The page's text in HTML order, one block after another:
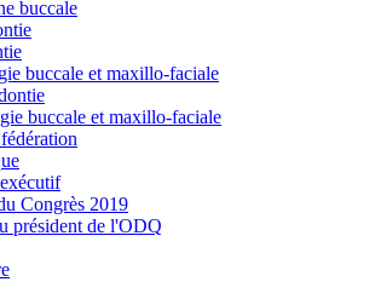
buccale
buccale et maxillo-faciale
buccale et maxillo-faciale
Congrès 2019
président de l'ODQ